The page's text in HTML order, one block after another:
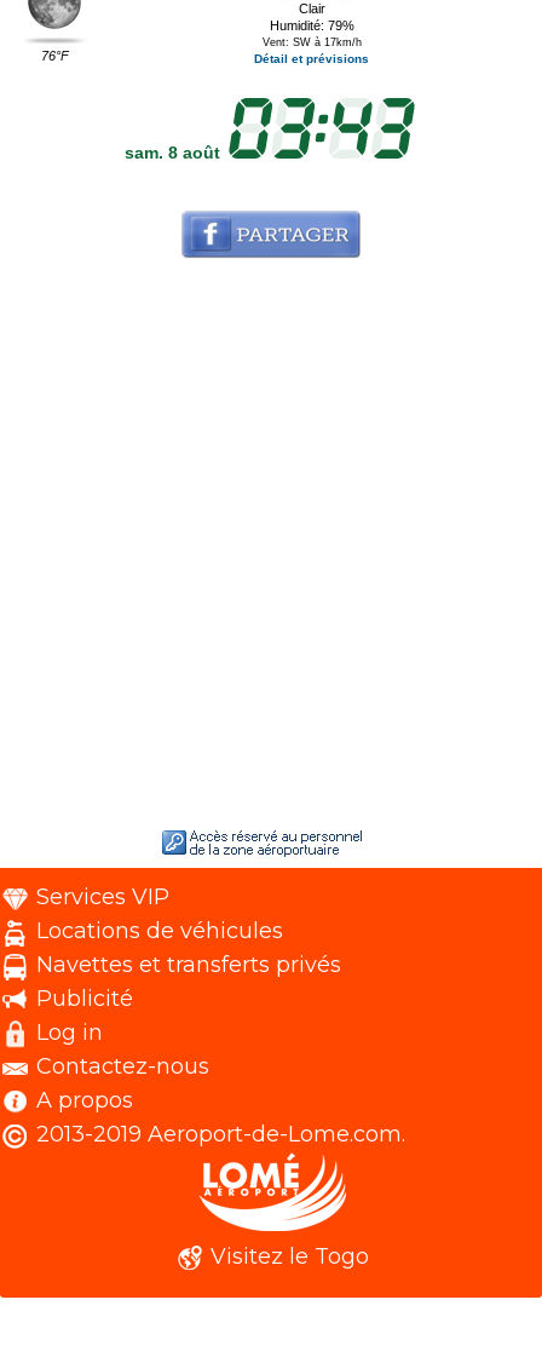
76°F
Clair
Humidité: 79%
Vent: SW à 17km/h
Détail et prévisions
sam. 8 août
Services VIP
Locations de véhicules
Navettes et transferts privés
Publicité
Log in
Contactez-nous
A propos
2013-2019 Aeroport-de-Lome.com.
Visitez le Togo